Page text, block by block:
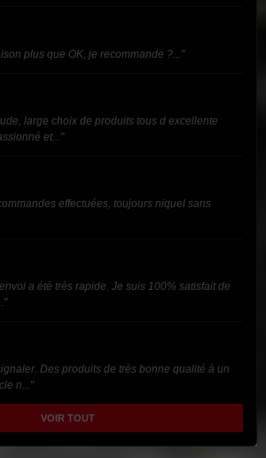
plus que OK, je recommande ?..."
large choix de produits tous d excellente
et..."
effectuées, toujours niquel sans
a été très rapide. Je suis 100% satisfait de
Des produits de très bonne qualité à un
n..."
VOIR TOUT